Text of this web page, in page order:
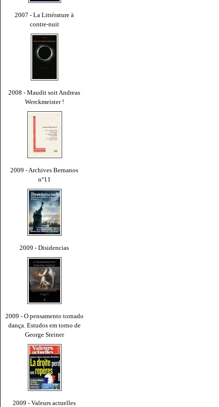
2007 - La Littérature à
contre-nuit
2008 - Maudit soit Andreas
Werckmeister !
2009 - Archives Bernanos
n°11
2009 - Disidencias
2009 - O pensamento tornado
dança. Estudos em torno de
George Steiner
2009 - Valeurs actuelles